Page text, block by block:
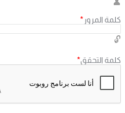
كلمة المرور *
كلمة التحقق*